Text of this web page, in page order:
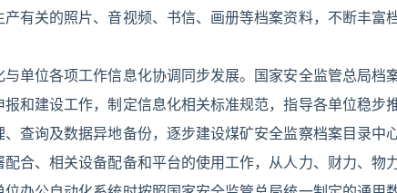
有关的照片、音视频、书信、画册等档案资料，不断丰富
单位各项工作信息化协调同步发展。国家安全监管总局档
和建设工作，制定信息化相关标准规范，指导各单位稳步
查询及数据异地备份，逐步建设煤矿安全监察档案目录中
合、相关设备配备和平台的使用工作，从人力、财力、物